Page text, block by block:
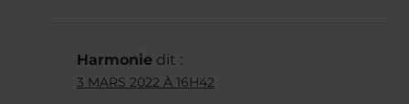
Harmonie dit :
3 MARS 2022 À 16H42